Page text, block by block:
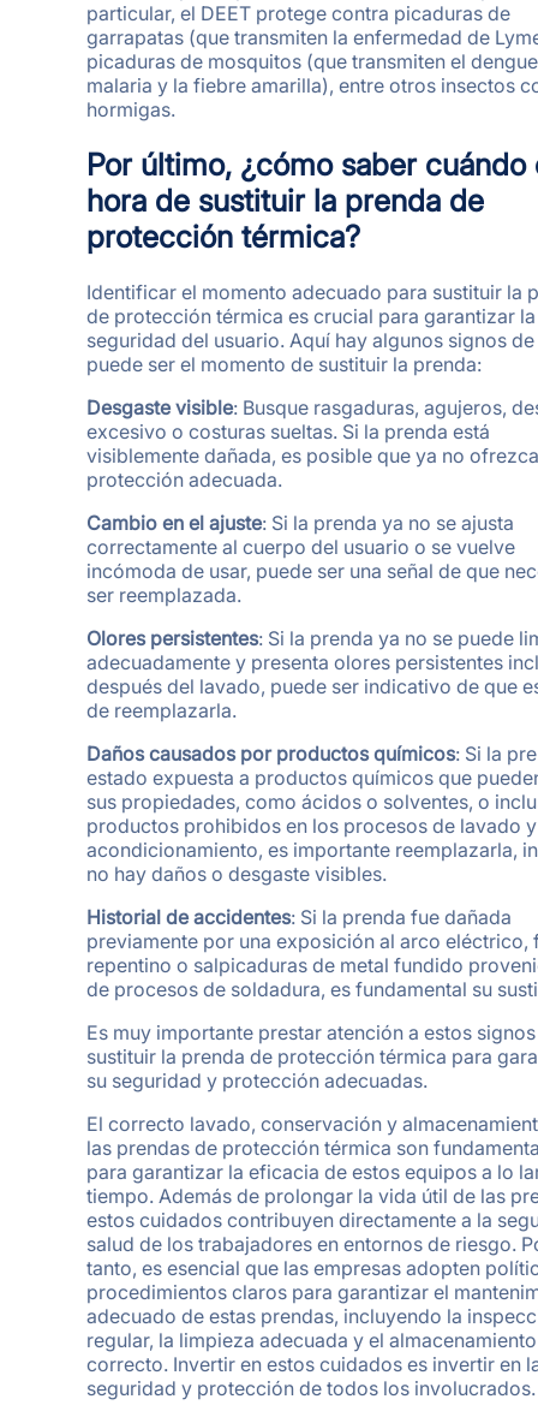
particular, el DEET protege contra picaduras de
garrapatas (que transmiten la enfermedad de
picaduras de mosquitos (que transmiten el
malaria y la fiebre amarilla), entre otros insectos
hormigas.
Por último, ¿cómo saber cuándo
hora de sustituir la prenda de
protección térmica?
Identificar el momento adecuado para sustituir la
de protección térmica es crucial para garantizar la
seguridad del usuario. Aquí hay algunos signos
puede ser el momento de sustituir la prenda:
Desgaste visible: Busque rasgaduras, agujeros,
excesivo o costuras sueltas. Si la prenda está
visiblemente dañada, es posible que ya no
protección adecuada.
Cambio en el ajuste: Si la prenda ya no se ajusta
correctamente al cuerpo del usuario o se vuelve
incómoda de usar, puede ser una señal de que
ser reemplazada.
Olores persistentes: Si la prenda ya no se puede
adecuadamente y presenta olores persistentes
después del lavado, puede ser indicativo de que
de reemplazarla.
Daños causados por productos químicos: Si la
estado expuesta a productos químicos que
sus propiedades, como ácidos o solventes, o
productos prohibidos en los procesos de lavado y
acondicionamiento, es importante reemplazarla,
no hay daños o desgaste visibles.
Historial de accidentes: Si la prenda fue dañada
previamente por una exposición al arco eléctrico,
repentino o salpicaduras de metal fundido
de procesos de soldadura, es fundamental su
Es muy importante prestar atención a estos
sustituir la prenda de protección térmica para
su seguridad y protección adecuadas.
El correcto lavado, conservación y
las prendas de protección térmica son
para garantizar la eficacia de estos equipos a lo
tiempo. Además de prolongar la vida útil de las
estos cuidados contribuyen directamente a la
salud de los trabajadores en entornos de riesgo.
tanto, es esencial que las empresas adopten
procedimientos claros para garantizar el
adecuado de estas prendas, incluyendo la
regular, la limpieza adecuada y el almacenamiento
correcto. Invertir en estos cuidados es invertir en
seguridad y protección de todos los involucrados.